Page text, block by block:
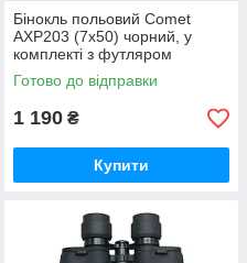
Бінокль польовий Comet
AXP203 (7x50) чорний, у
комплекті з футляром
GoodPlace -worry-free-
shopping-
Готово до відправки
1 190 ₴
Купити